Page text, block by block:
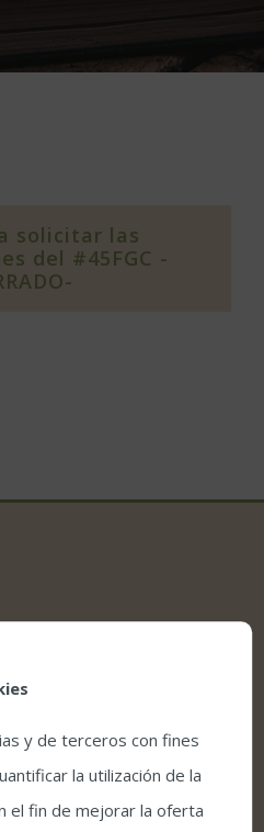
solicitar las
del #45FGC -
y de terceros con fines
la utilización de la
el fin de mejorar la oferta